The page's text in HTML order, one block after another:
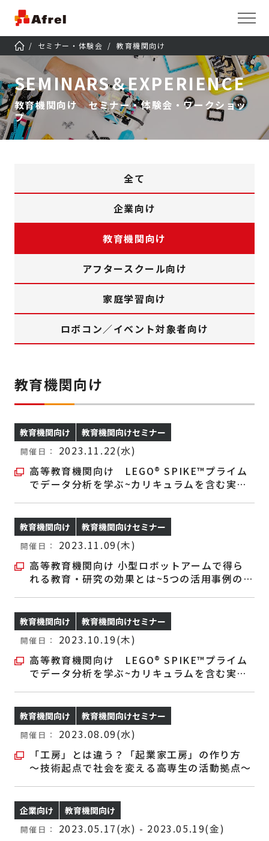
セミナー・体験会 教育機関向け
SEMINARS＆EXPERIENCE
教育機関向け セミナー・体験会・ワークショッ
プ
全て
企業向け
教育機関向け
アフタースクール向け
家庭学習向け
ロボコン／イベント対象者向け
教育機関向け
教育機関向け 教育機関向けセミナー
開催日：
2023.11.22(水)
高等教育機関向け LEGO® SPIKE™プライム
でデータ分析を学ぶ~カリキュラムを含む実践
教育機関向け 教育機関向けセミナー
開催日：
2023.11.09(木)
高等教育機関向け 小型ロボットアームで得ら
れる教育・研究の効果とは~5つの活用事例のご
教育機関向け 教育機関向けセミナー
開催日：
2023.10.19(木)
高等教育機関向け LEGO® SPIKE™プライム
でデータ分析を学ぶ~カリキュラムを含む実践
教育機関向け 教育機関向けセミナー
開催日：
2023.08.09(水)
「工房」とは違う？「起業家工房」の作り方
～技術起点で社会を変える高専生の活動拠点～
企業向け 教育機関向け
開催日：
2023.05.17(水) - 2023.05.19(金)